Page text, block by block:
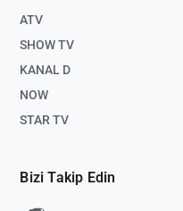
ATV
SHOW TV
KANAL D
NOW
STAR TV
Bizi Takip Edin